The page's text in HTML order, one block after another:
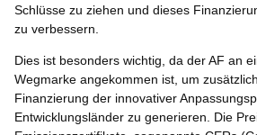
Schlüsse zu ziehen und dieses
zu verbessern.
Dies ist besonders wichtig, da der AF an
Wegmarke angekommen ist, um
Finanzierung der innovativer
Entwicklungsländer zu generieren. Die